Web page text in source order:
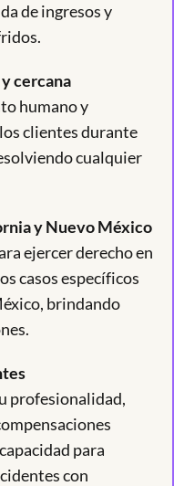
de ingresos y
cercana
humano y
clientes durante
cualquier
y Nuevo México
ejercer derecho en
casos específicos
brindando
profesionalidad,
para
con